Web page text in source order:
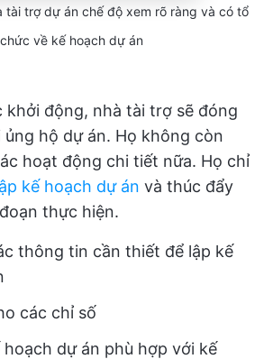
tài trợ dự án chế độ xem rõ ràng và có tổ
chức về kế hoạch dự án
khởi động, nhà tài trợ sẽ đóng
hộ dự án. Họ không còn
hoạt động chi tiết nữa. Họ chỉ
kế hoạch dự án và thúc đẩy
thực hiện.
thông tin cần thiết để lập kế
các chỉ số
dự án phù hợp với kế